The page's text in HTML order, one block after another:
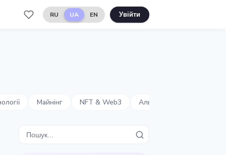
RU UA EN Увійти
Майнінг NFT & Web3 Альткоїни